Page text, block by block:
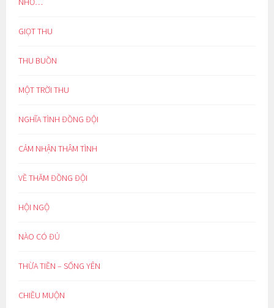
GIỌT THU
THU BUỒN
MỘT TRỜI THU
NGHĨA TÌNH ĐỒNG ĐỘI
CẢM NHẬN THÂM TÌNH
VỀ THĂM ĐỒNG ĐỘI
HỘI NGỘ
NÀO CÓ ĐỦ
THỪA TIỀN – SỐNG YÊN
CHIỀU MUỘN